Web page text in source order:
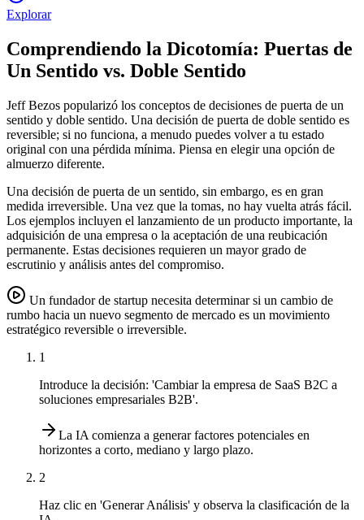
Explorar
Comprendiendo la Dicotomía: Puertas de
Un Sentido vs. Doble Sentido
Jeff Bezos popularizó los conceptos de decisiones de puerta de un
sentido y doble sentido. Una decisión de puerta de doble sentido es
reversible; si no funciona, a menudo puedes volver a tu estado
original con una pérdida mínima. Piensa en elegir una opción de
almuerzo diferente.
Una decisión de puerta de un sentido, sin embargo, es en gran
medida irreversible. Una vez que la tomas, no hay vuelta atrás fácil.
Los ejemplos incluyen el lanzamiento de un producto importante, la
adquisición de una empresa o la aceptación de una reubicación
permanente. Estas decisiones requieren un mayor grado de
escrutinio y análisis antes del compromiso.
Un fundador de startup necesita determinar si un cambio de
rumbo hacia un nuevo segmento de mercado es un movimiento
estratégico reversible o irreversible.
1
Introduce la decisión: 'Cambiar la empresa de SaaS B2C a
soluciones empresariales B2B'.
La IA comienza a generar factores potenciales en
horizontes a corto, mediano y largo plazo.
2
Haz clic en 'Generar Análisis' y observa la clasificación de la